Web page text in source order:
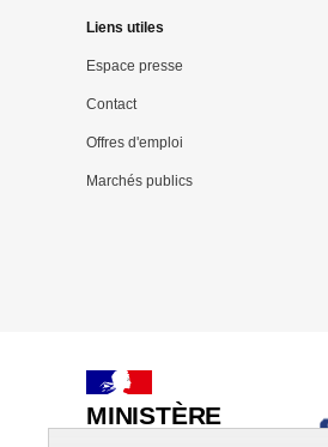
Mega
menu
Pied
de
Liens utiles
Espace presse
Contact
Offres d'emploi
Marchés publics
MINISTÈRE